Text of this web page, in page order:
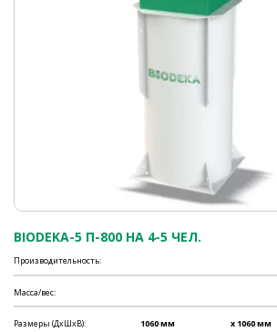
BIODEKA-5 П-800 НА 4-5 ЧЕЛ.
Производительность:
Масса/вес:
Размеры (ДхШхВ): 1060 мм x 1060 мм